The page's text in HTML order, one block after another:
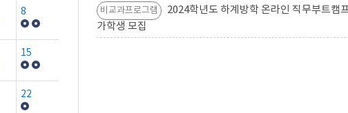
8
15
22
비교과프로그램
2024학년도 하계방학 온라인 직무부트캠
가학생 모집